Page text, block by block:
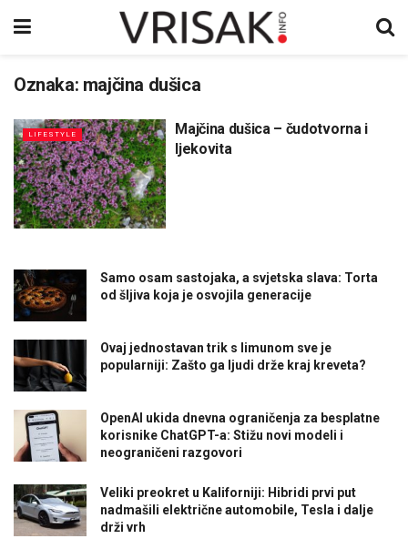
Oznaka: majčina dušica
LIFESTYLE
Majčina dušica – čudotvorna i
ljekovita
Samo osam sastojaka, a svjetska slava: Torta
od šljiva koja je osvojila generacije
Ovaj jednostavan trik s limunom sve je
popularniji: Zašto ga ljudi drže kraj kreveta?
OpenAI ukida dnevna ograničenja za besplatne
korisnike ChatGPT-a: Stižu novi modeli i
neograničeni razgovori
Veliki preokret u Kaliforniji: Hibridi prvi put
nadmašili električne automobile, Tesla i dalje
drži vrh